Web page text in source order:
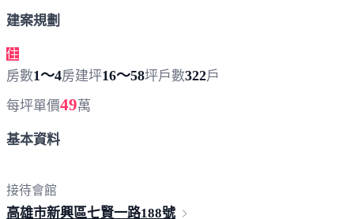
建案規劃
住
房數1～4房建坪16～58坪戶數322戶
每坪單價49萬
基本資料
接待會館
高雄市新興區七賢一路188號